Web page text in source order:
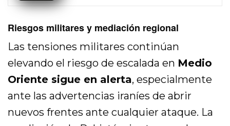
Riesgos militares y mediación regional
Las tensiones militares continúan
elevando el riesgo de escalada en Medio
Oriente sigue en alerta, especialmente
ante las advertencias iraníes de abrir
nuevos frentes ante cualquier ataque. La